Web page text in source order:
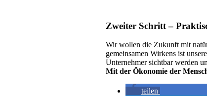
Zweiter Schritt –
Wir wollen die Zukunft mit
gemeinsamen Wirkens ist
Unternehmer sichtbar werden
Mit der Ökonomie der
teilen